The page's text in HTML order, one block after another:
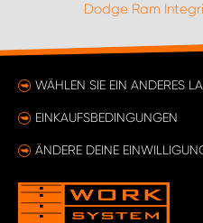
Dodge Ram
WÄHLEN SIE EIN ANDERES
EINKAUFSBEDINGUNGEN
ÄNDERE DEINE